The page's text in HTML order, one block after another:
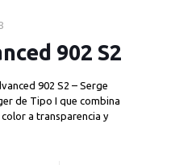
902 S2
902 S2 – Serge
de Tipo I que combina
a transparencia y